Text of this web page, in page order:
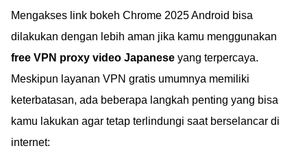
Mengakses link bokeh Chrome 2025 Android bisa
dilakukan dengan lebih aman jika kamu menggunakan
free VPN proxy video Japanese yang terpercaya.
Meskipun layanan VPN gratis umumnya memiliki
keterbatasan, ada beberapa langkah penting yang bisa
kamu lakukan agar tetap terlindungi saat berselancar di
internet: